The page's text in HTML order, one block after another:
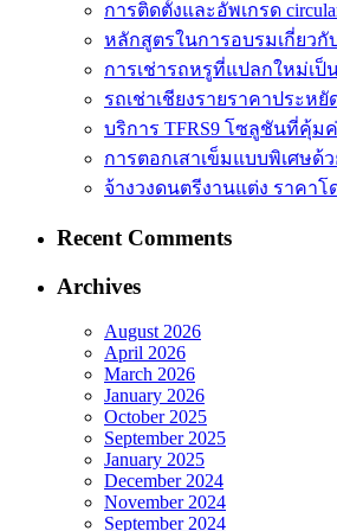
การติดตั้งและอัพเกรด
หลักสูตรในการอบรมเกี่ยว
การเช่ารถหรูที่แปลกใหม่เ
รถเช่าเชียงรายราคาประหยั
บริการ TFRS9 โซลูชันที่คุ้
การตอกเสาเข็มแบบพิเศษด้ว
จ้างวงดนตรีงานแต่ง ราคาโ
Recent Comments
Archives
August 2026
April 2026
March 2026
January 2026
October 2025
September 2025
January 2025
December 2024
November 2024
September 2024